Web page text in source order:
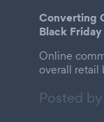
Converting
Black
Online
overall retail
Posted